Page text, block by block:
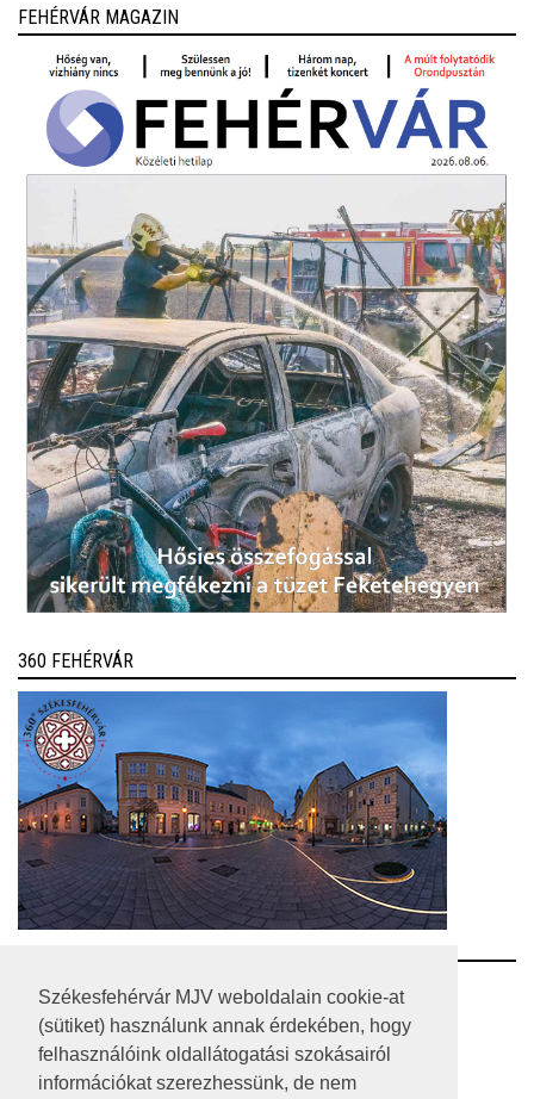
Székesfehérvár MJV weboldalain cookie-at
(sütiket) használunk annak érdekében, hogy
felhasználóink oldallátogatási szokásairól
információkat szerezhessünk, de nem
FEHÉRVÁR MAGAZIN
360 FEHÉRVÁR
RSS
A HONLAP 2017.03.31-I ÁLLAPOTA
JOGI NYILATKOZAT